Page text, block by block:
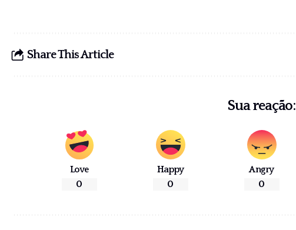
Share This Article
Sua reação:
Love
0
Happy
0
Angry
0